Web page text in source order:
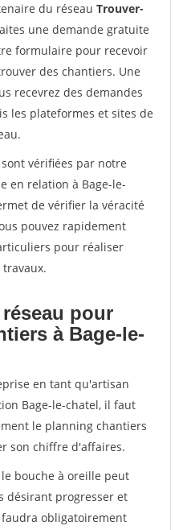
du réseau Trouver-
une demande gratuite
formulaire pour recevoir
des chantiers. Une
recevrez des demandes
les plateformes et sites de
vérifiées par notre
en relation à Bage-le-
de vérifier la véracité
pouvez rapidement
pour réaliser
pour
à Bage-le-
en tant qu'artisan
Bage-le-chatel, il faut
le planning chantiers
son chiffre d'affaires.
bouche à oreille peut
désirant progresser et
obligatoirement